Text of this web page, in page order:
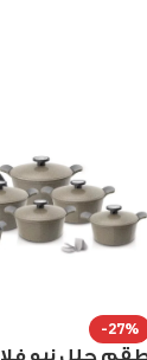
-27%
حلل نيو